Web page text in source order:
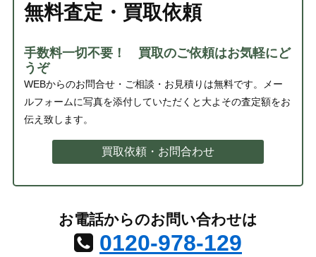
無料査定・買取依頼
手数料一切不要！ 買取のご依頼はお気軽にど
うぞ
WEBからのお問合せ・ご相談・お見積りは無料です。メー
ルフォームに写真を添付していただくと大よその査定額をお
伝え致します。
買取依頼・お問合わせ
お電話からのお問い合わせは
0120-978-129